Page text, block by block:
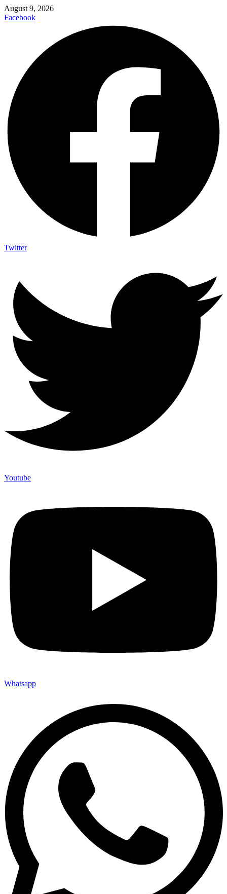
August 9, 2026
Facebook
Twitter
Youtube
Whatsapp